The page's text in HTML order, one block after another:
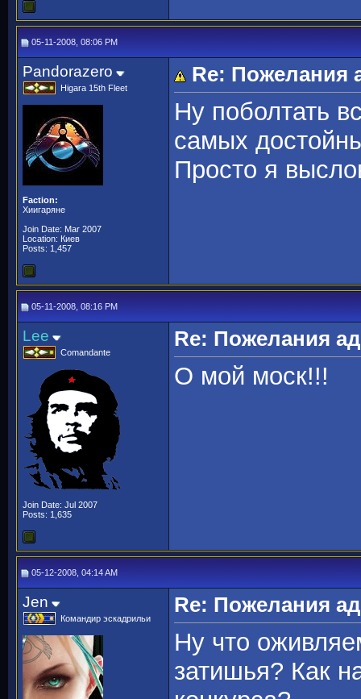
05-11-2008, 08:06 PM
Pandorazero
Higara 15th Fleet
Faction:
Хиигаряне
Join Date: Mar 2007
Location: Киев
Posts: 1,457
Re: Пожелания
Ну поболтать
самых
Просто я
05-11-2008, 08:16 PM
Lee
Comandante
Join Date: Jul 2007
Posts: 1,635
Re: Пожелания
О мой моск!!!
05-12-2008, 04:14 AM
Jen
Командир эскадрильи
Re: Пожелания
Ну что
затишья? Как